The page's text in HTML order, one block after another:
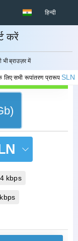
हिन्दी
करें
ब्राउज़र में
लिए सभी रूपांतरण प्रारूप SLN
kbps